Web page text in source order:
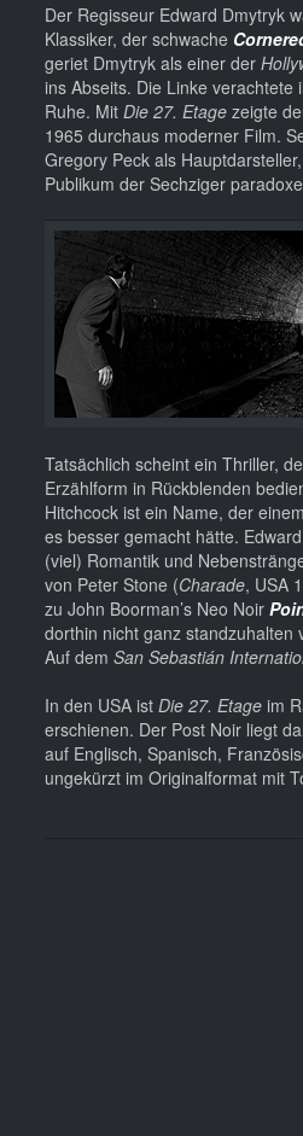
Der Regisseur Edward Dmytryk
Klassiker, der schwache
geriet Dmytryk als einer der
ins Abseits. Die Linke
Ruhe. Mit Die 27. Etage zeigte
1965 durchaus moderner Film.
Gregory Peck als
Publikum der Sechziger
Tatsächlich scheint ein Thriller,
Erzählform in Rückblenden
Hitchcock ist ein Name, der
es besser gemacht hätte.
(viel) Romantik und
von Peter Stone (Charade, USA
zu John Boorman’s Neo Noir
dorthin nicht ganz standzuhalten
Auf dem San Sebastián
In den USA ist Die 27. Etage im
erschienen. Der Post Noir liegt
auf Englisch, Spanisch,
ungekürzt im Originalformat mit